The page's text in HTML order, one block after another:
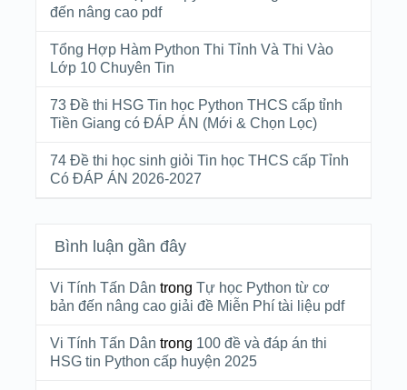
đến nâng cao pdf
Tổng Hợp Hàm Python Thi Tỉnh Và Thi Vào
Lớp 10 Chuyên Tin
73 Đề thi HSG Tin học Python THCS cấp tỉnh
Tiền Giang có ĐÁP ÁN (Mới & Chọn Lọc)
74 Đề thi học sinh giỏi Tin học THCS cấp Tỉnh
Có ĐÁP ÁN 2026-2027
Bình luận gần đây
Vi Tính Tấn Dân trong Tự học Python từ cơ
bản đến nâng cao giải đề Miễn Phí tài liệu pdf
Vi Tính Tấn Dân trong 100 đề và đáp án thi
HSG tin Python cấp huyện 2025